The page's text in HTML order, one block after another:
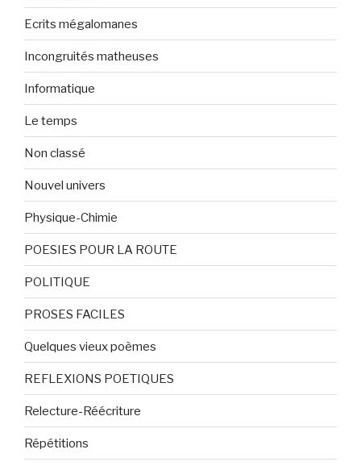
Ecrits mégalomanes
Incongruités matheuses
Informatique
Le temps
Non classé
Nouvel univers
Physique-Chimie
POESIES POUR LA ROUTE
POLITIQUE
PROSES FACILES
Quelques vieux poèmes
REFLEXIONS POETIQUES
Relecture-Réécriture
Répétitions